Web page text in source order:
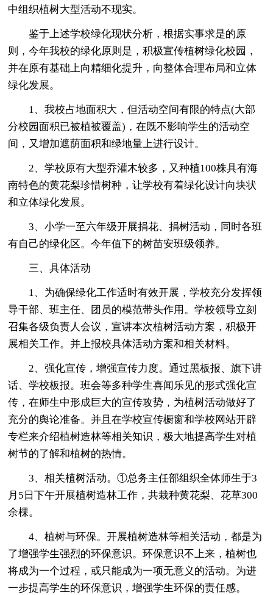
中组织植树大型活动不现实。
鉴于上述学校绿化现状分析，根据实事求是的原
则，今年我校的绿化原则是，积极宣传植树绿化校园，
并在原有基础上向精细化提升，向整体合理布局和立体
绿化发展。
1、我校占地面积大，但活动空间有限的特点(大部
分校园面积已被植被覆盖)，在既不影响学生的活动空
间，又增加遮荫面积和绿地量上进行设计。
2、学校原有大型乔灌木较多，又种植100株具有海
南特色的黄花梨珍惜树种，让学校有着绿化设计向块状
和立体绿化发展。
3、小学一至六年级开展捐花、捐树活动，同时各班
有自己的绿化区。今年值下的树苗安班级领养。
三、具体活动
1、为确保绿化工作适时有效开展，学校充分发挥领
导干部、班主任、团员的模范带头作用。学校领导立刻
召集各级负责人会议，宣讲本次植树活动方案，积极开
展相关工作。并上报校具体活动方案和相关材料。
2、强化宣传，增强宣传力度。通过黑板报、旗下讲
话、学校板报。班会等多种学生喜闻乐见的形式强化宣
传，在师生中形成巨大的宣传攻势，为植树活动做好了
充分的舆论准备。并且在学校宣传橱窗和学校网站开辟
专栏来介绍植树造林等相关知识，极大地提高学生对植
树节的了解和植树的热情。
3、相关植树活动。①总务主任部组织全体师生于3
月5日下午开展植树造林工作，共栽种黄花梨、花草300
余棵。
4、植树与环保。开展植树造林等相关活动，都是为
了增强学生强烈的环保意识。环保意识不上来，植树也
将成为一个过程，或只能成为一项无意义的活动。为进
一步提高学生的环保意识，增强学生环保的责任感。